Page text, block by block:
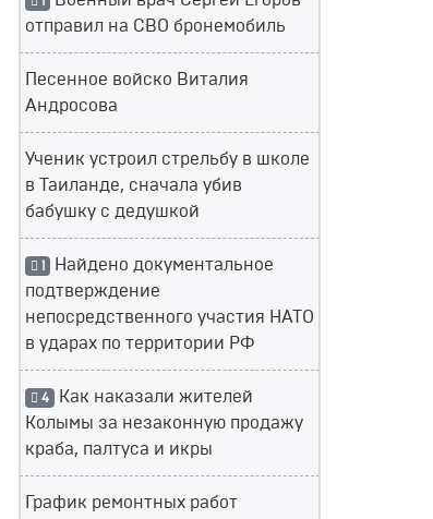
отправил на СВО бронемобиль
Песенное войско Виталия
Андросова
Ученик устроил стрельбу в школе
в Таиланде, сначала убив
бабушку с дедушкой
1 Найдено документальное
подтверждение
непосредственного участия НАТО
в ударах по территории РФ
4 Как наказали жителей
Колымы за незаконную продажу
краба, палтуса и икры
График ремонтных работ